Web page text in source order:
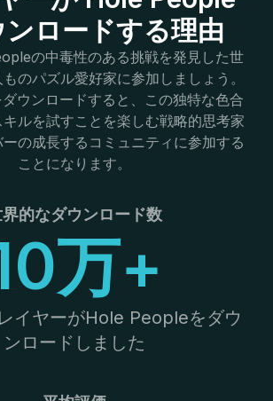
ンロードする理由
の中毒性のある挑戦を発見した世
のパズル愛好家に参加しましょう。
ウンロードすると、この独特な色合
ルを試すことを楽しむ戦略的思考家
の成長するコミュニティに参加する
ことになります。
的なダウンロード数
万+
イヤーがHole Peopleをダウ
ンロードしました